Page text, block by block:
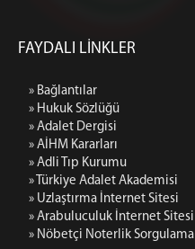
FAYDALI LİNKLER
» Bağlantılar
» Hukuk Sözlüğü
» Adalet Dergisi
» AİHM Kararları
» Adli Tıp Kurumu
» Türkiye Adalet Akademisi
» Uzlaştırma İnternet Sitesi
» Arabuluculuk İnternet Sitesi
» Nöbetçi Noterlik Sorgulama